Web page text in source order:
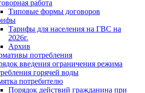
работа
Типовые формы договоров
Тарифы для населения на ГВС на
2026г.
Архив
потребления
введения ограничения режима
горячей воды
потребителю
Порядок действий гражданина при